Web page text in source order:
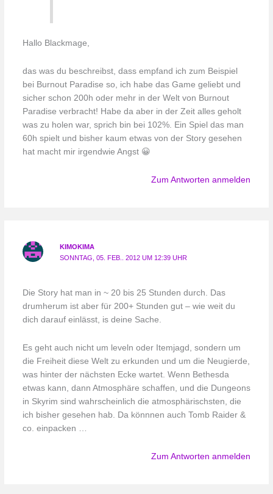
Hallo Blackmage,
das was du beschreibst, dass empfand ich zum Beispiel
bei Burnout Paradise so, ich habe das Game geliebt und
sicher schon 200h oder mehr in der Welt von Burnout
Paradise verbracht! Habe da aber in der Zeit alles geholt
was zu holen war, sprich bin bei 102%. Ein Spiel das man
60h spielt und bisher kaum etwas von der Story gesehen
hat macht mir irgendwie Angst 😀
Zum Antworten anmelden
KIMOKIMA
SONNTAG, 05. FEB.. 2012 UM 12:39 UHR
Die Story hat man in ~ 20 bis 25 Stunden durch. Das
drumherum ist aber für 200+ Stunden gut – wie weit du
dich darauf einlässt, is deine Sache.
Es geht auch nicht um leveln oder Itemjagd, sondern um
die Freiheit diese Welt zu erkunden und um die Neugierde,
was hinter der nächsten Ecke wartet. Wenn Bethesda
etwas kann, dann Atmosphäre schaffen, und die Dungeons
in Skyrim sind wahrscheinlich die atmosphärischsten, die
ich bisher gesehen hab. Da könnnen auch Tomb Raider &
co. einpacken …
Zum Antworten anmelden